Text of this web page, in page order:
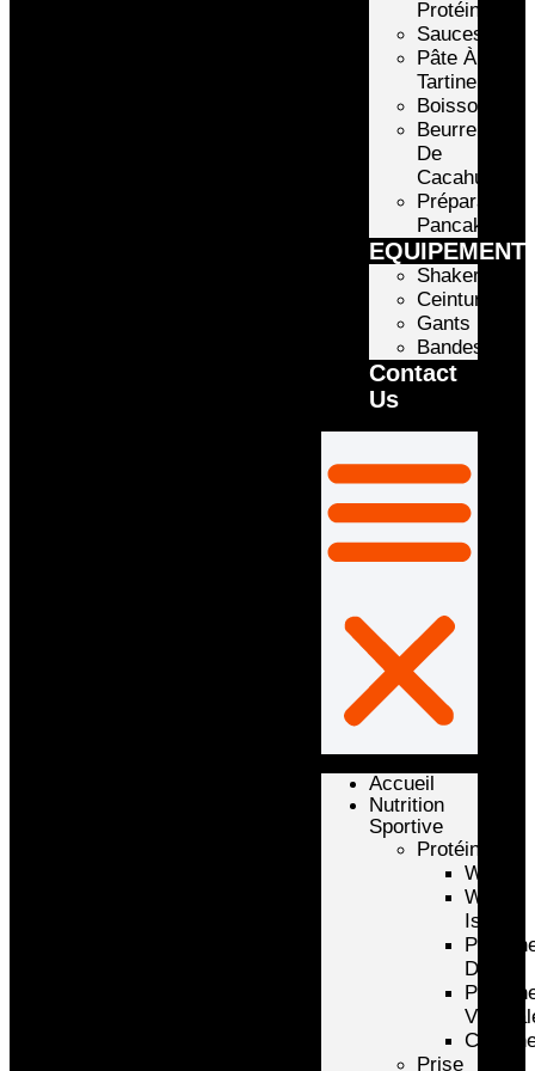
Protéinée
Sauces
Pâte À
Tartiner
Boissons
Beurre
De
Cacahuète
Préparation
Pancake
Shakers
Ceintures
Gants
Bandes
Contact
Us
Accueil
Nutrition
Sportive
Protéines
Whey
Whey
Isolate
D’oeuf
Prise